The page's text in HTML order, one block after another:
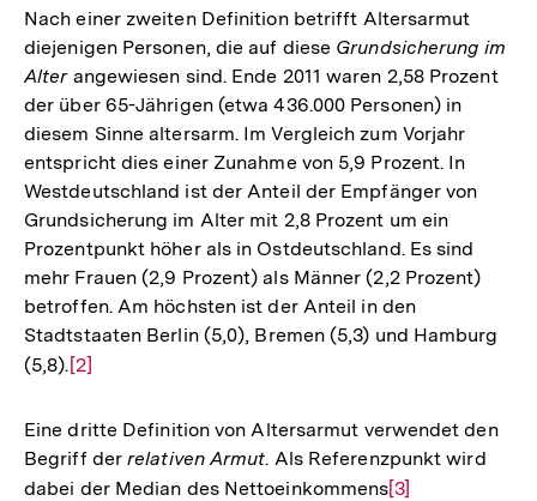
der
Fußnote
Nach einer zweiten Definition betrifft Altersarmut
diejenigen Personen, die auf diese Grundsicherung im
Alterangewiesen sind. Ende 2011 waren 2,58 Prozent
der über 65-Jährigen (etwa 436.000 Personen) in
diesem Sinne altersarm. Im Vergleich zum Vorjahr
entspricht dies einer Zunahme von 5,9 Prozent. In
Westdeutschland ist der Anteil der Empfänger von
Grundsicherung im Alter mit 2,8 Prozent um ein
Prozentpunkt höher als in Ostdeutschland. Es sind
mehr Frauen (2,9 Prozent) als Männer (2,2 Prozent)
betroffen. Am höchsten ist der Anteil in den
Stadtstaaten Berlin (5,0), Bremen (5,3) und Hamburg
(5,8). Zur
der
Fußnote
[2]
Eine dritte Definition von Altersarmut verwendet den
Begriff derrelativen Armut. Als Referenzpunkt wird
dabei der Median des NettoeinkommensZur
[3]